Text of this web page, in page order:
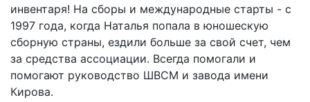
инвентаря! На сборы и международные старты - с
1997 года, когда Наталья попала в юношескую
сборную страны, ездили больше за свой счет, чем
за средства ассоциации. Всегда помогали и
помогают руководство ШВСМ и завода имени
Кирова.